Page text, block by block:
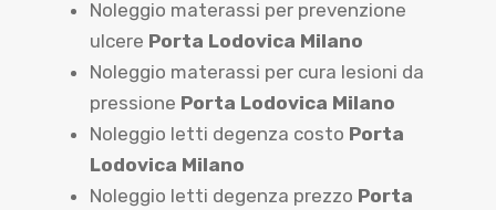
Noleggio materassi per prevenzione
ulcere Porta Lodovica Milano
Noleggio materassi per cura lesioni da
pressione Porta Lodovica Milano
Noleggio letti degenza costo Porta
Lodovica Milano
Noleggio letti degenza prezzo Porta